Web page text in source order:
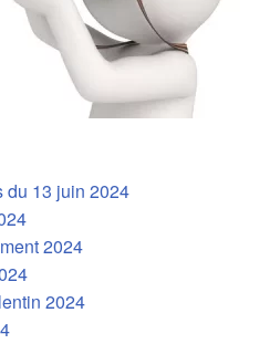
du 13 juin 2024
2024
2024